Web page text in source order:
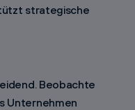
strategische
Beobachte
Unternehmen